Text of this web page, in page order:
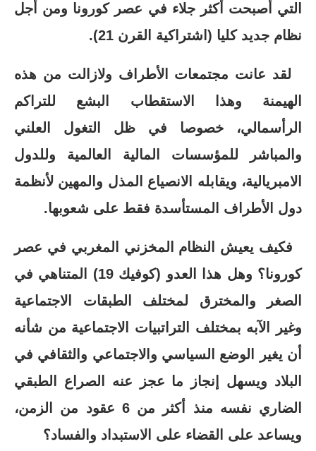
التي أصبحت أكثر جلاء في عصر كورونا ومن أجل
نظام جديد كليا (اشتراكية القرن 21).
لقد عانت مجتمعات الأطراف ولازالت من هذه
الهيمنة وهذا الاستقطاب البشع للتراكم
الرأسمالي، خصوصا في ظل التغول العلني
والمباشر للمؤسسات المالية العالمية وللدول
الامبريالية، ويقابله الانصياع المذل والمهين لأنظمة
دول الأطراف المستأسدة فقط على شعوبها.
فكيف يعيش النظام المخزني المغربي في عصر
كورونا؟ وهل هذا العدو (كوفيك 19) المتناهي في
الصغر والمخترق لمختلف الطبقات الاجتماعية
وغير الآبه بمختلف التراتبيات الاجتماعية من شأنه
أن يغير الوضع السياسي والاجتماعي والثقافي في
البلاد ويسهل إنجاز ما عجز عنه الصراع الطبقي
الضاري نفسه منذ أكثر من 6 عقود من الزمن،
ويساعد على القضاء على الاستبداد والفساد؟